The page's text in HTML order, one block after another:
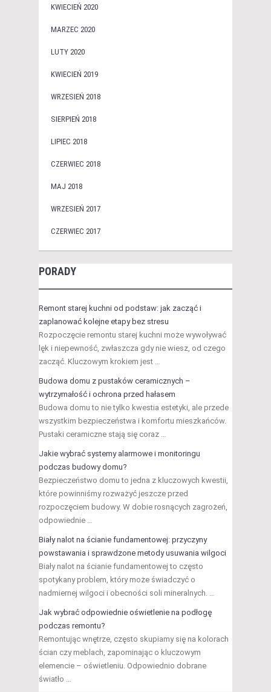
KWIECIEŃ 2020
MARZEC 2020
LUTY 2020
KWIECIEŃ 2019
WRZESIEŃ 2018
SIERPIEŃ 2018
LIPIEC 2018
CZERWIEC 2018
MAJ 2018
WRZESIEŃ 2017
CZERWIEC 2017
PORADY
Remont starej kuchni od podstaw: jak zacząć i
zaplanować kolejne etapy bez stresu
Rozpoczęcie remontu starej kuchni może wywoływać
lęk i niepewność, zwłaszcza gdy nie wiesz, od czego
zacząć. Kluczowym krokiem jest …
Budowa domu z pustaków ceramicznych –
wytrzymałość i ochrona przed hałasem
Budowa domu to nie tylko kwestia estetyki, ale przede
wszystkim bezpieczeństwa i komfortu mieszkańców.
Pustaki ceramiczne stają się coraz …
Jakie wybrać systemy alarmowe i monitoringu
podczas budowy domu?
Bezpieczeństwo domu to jedna z kluczowych kwestii,
które powinniśmy rozważyć jeszcze przed
rozpoczęciem budowy. W dobie rosnących zagrożeń,
odpowiednie …
Biały nalot na ścianie fundamentowej: przyczyny
powstawania i sprawdzone metody usuwania wilgoci
Biały nalot na ścianie fundamentowej to często
spotykany problem, który może świadczyć o
nadmiernej wilgoci i obecności soli mineralnych. …
Jak wybrać odpowiednie oświetlenie na podłogę
podczas remontu?
Remontując wnętrze, często skupiamy się na kolorach
ścian czy meblach, zapominając o kluczowym
elemencie – oświetleniu. Odpowiednio dobrane
światło …